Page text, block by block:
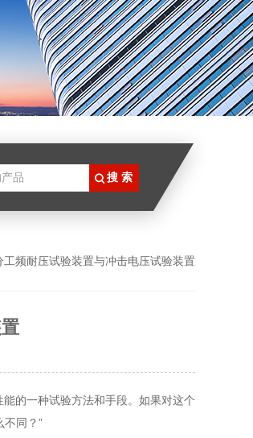
工频耐压试验装置与冲击电压试验装置
的一种试验方法和手段。如果对这个
不同？”